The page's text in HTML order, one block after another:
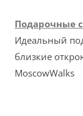
Подарочные
Идеальный
близкие
MoscowWalks